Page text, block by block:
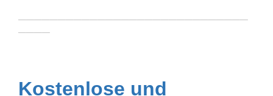
─────────────────────────────
────
Kostenlose und